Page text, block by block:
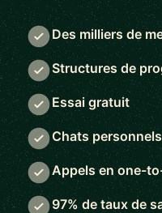
Des milliers de
Structures de
Essai gratuit
Chats personnels
Appels en one-
97% de taux de